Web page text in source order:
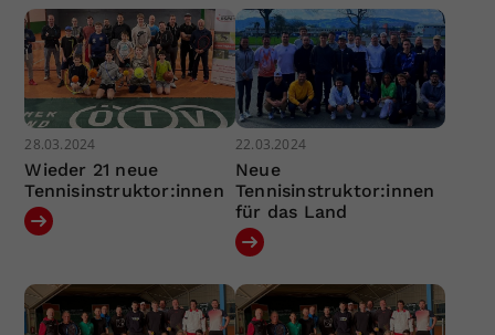
28.03.2024
Wieder 21 neue
Tennisinstruktor:innen
22.03.2024
Neue
Tennisinstruktor:innen
für das Land